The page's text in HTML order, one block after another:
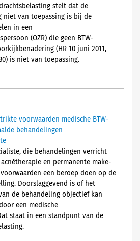
stelt dat de
niet van toepassing is bij de
in een
(OZR) die geen BTW-
(HR 10 juni 2011,
is niet van toepassing.
voorwaarden medische BTW-
behandelingen
die behandelingen verricht
en permanente make-
een beroep doen op de
Doorslaggevend is of het
de behandeling objectief kan
een medische
staat in een standpunt van de